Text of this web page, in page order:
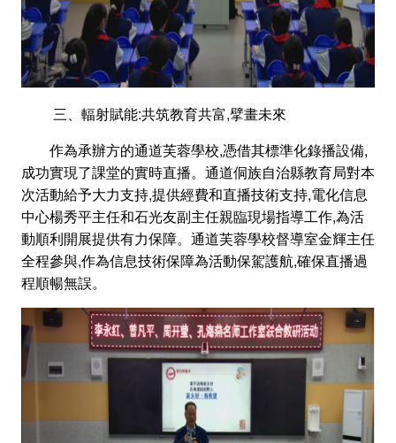
三、輻射賦能:共筑教育共富,擘畫未來
作為承辦方的通道芙蓉學校,憑借其標準化錄播設備,
成功實現了課堂的實時直播。通道侗族自治縣教育局對本
次活動給予大力支持,提供經費和直播技術支持,電化信息
中心楊秀平主任和石光友副主任親臨現場指導工作,為活
動順利開展提供有力保障。通道芙蓉學校督導室金輝主任
全程參與,作為信息技術保障為活動保駕護航,確保直播過
程順暢無誤。